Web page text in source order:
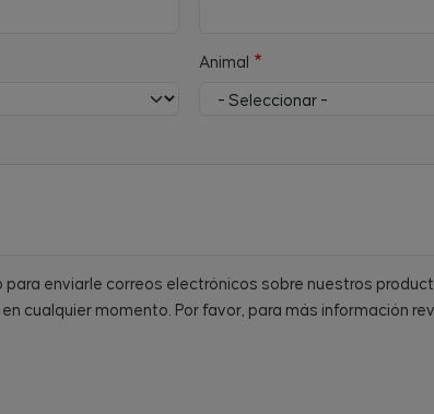
Animal
enviarle correos electrónicos sobre nuestros
cualquier momento. Por favor, para más información